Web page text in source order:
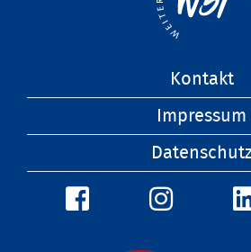
Kontakt
Impressum
Datenschutz